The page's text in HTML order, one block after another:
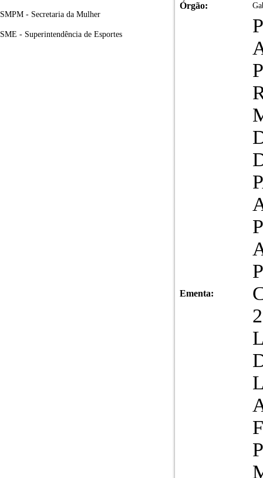
SMPM - Secretaria da Mulher
SME - Superintendência de Esportes
Órgão:
Ementa: